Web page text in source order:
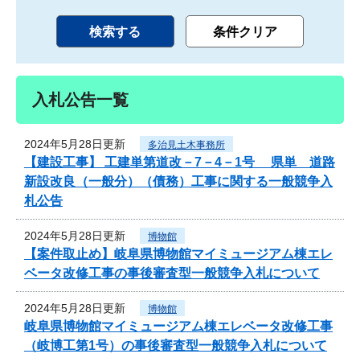
入札公告一覧
2024年5月28日更新 多治見土木事務所
【建設工事】 工建単第道改－7－4－1号 県単 道路
新設改良（一般分）（債務）工事に関する一般競争入
札公告
2024年5月28日更新 博物館
【案件取止め】岐阜県博物館マイミュージアム棟エレ
ベータ改修工事の事後審査型一般競争入札について
2024年5月28日更新 博物館
岐阜県博物館マイミュージアム棟エレベータ改修工事
（岐博工第1号）の事後審査型一般競争入札について